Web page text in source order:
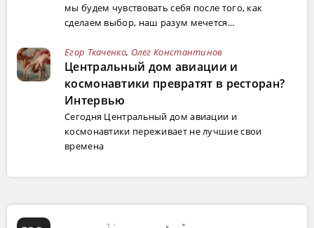
мы будем чувствовать себя после того, как
сделаем выбор, наш разум мечется...
Егор Ткаченко, Олег Константинов
Центральный дом авиации и
космонавтики превратят в ресторан?
Интервью
Сегодня Центральный дом авиации и
космонавтики переживает не лучшие свои
времена